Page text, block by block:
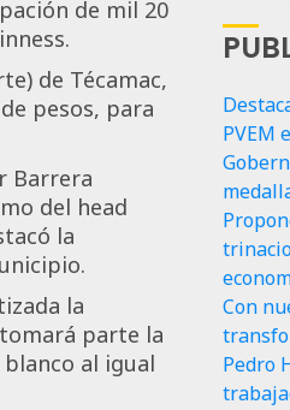
de mil 20
de Técamac,
pesos, para
Barrera
del head
la
la
parte la
al igual
PVEM
Con
Pedro